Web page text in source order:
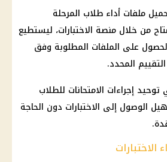
ملفات أداء طلاب المرحلة
من خلال منصة الاختبارات، ليستطيع
الحصول على الملفات المطلوبة وفق
المحدد.
إجراءات الامتحانات للطلاب
الوصول إلى الاختبارات دون الحاجة